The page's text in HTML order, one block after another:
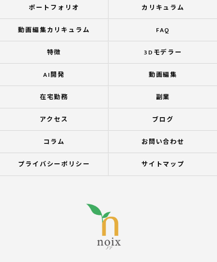
ポートフォリオ カリキュラム
動画編集カリキュラム FAQ
特徴 3Dモデラー
AI開発 動画編集
在宅勤務 副業
アクセス ブログ
コラム お問い合わせ
プライバシーポリシー サイトマップ